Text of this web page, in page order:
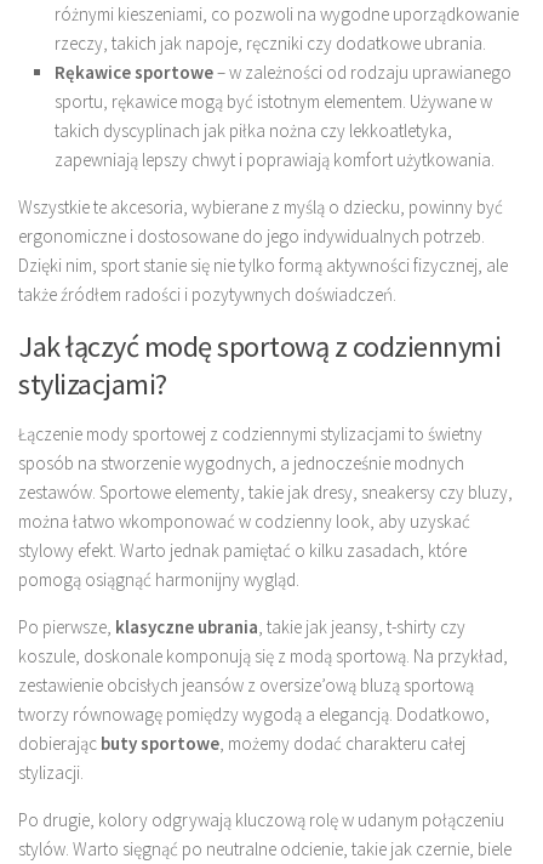
różnymi kieszeniami, co pozwoli na wygodne uporządkowanie
rzeczy, takich jak napoje, ręczniki czy dodatkowe ubrania.
Rękawice sportowe– w zależności od rodzaju uprawianego
sportu, rękawice mogą być istotnym elementem. Używane w
takich dyscyplinach jak piłka nożna czy lekkoatletyka,
zapewniają lepszy chwyt i poprawiają komfort użytkowania.
Wszystkie te akcesoria, wybierane z myślą o dziecku, powinny być
ergonomiczne i dostosowane do jego indywidualnych potrzeb.
Dzięki nim, sport stanie się nie tylko formą aktywności fizycznej, ale
także źródłem radości i pozytywnych doświadczeń.
Jak łączyć modę sportową z codziennymi
stylizacjami?
Łączenie mody sportowej z codziennymi stylizacjami to świetny
sposób na stworzenie wygodnych, a jednocześnie modnych
zestawów. Sportowe elementy, takie jak dresy, sneakersy czy bluzy,
można łatwo wkomponować w codzienny look, aby uzyskać
stylowy efekt. Warto jednak pamiętać o kilku zasadach, które
pomogą osiągnąć harmonijny wygląd.
Po pierwsze, klasyczne ubrania, takie jak jeansy, t-shirty czy
koszule, doskonale komponują się z modą sportową. Na przykład,
zestawienie obcisłych jeansów z oversize’ową bluzą sportową
tworzy równowagę pomiędzy wygodą a elegancją. Dodatkowo,
dobierając buty sportowe, możemy dodać charakteru całej
stylizacji.
Po drugie, kolory odgrywają kluczową rolę w udanym połączeniu
stylów. Warto sięgnąć po neutralne odcienie, takie jak czernie, biele